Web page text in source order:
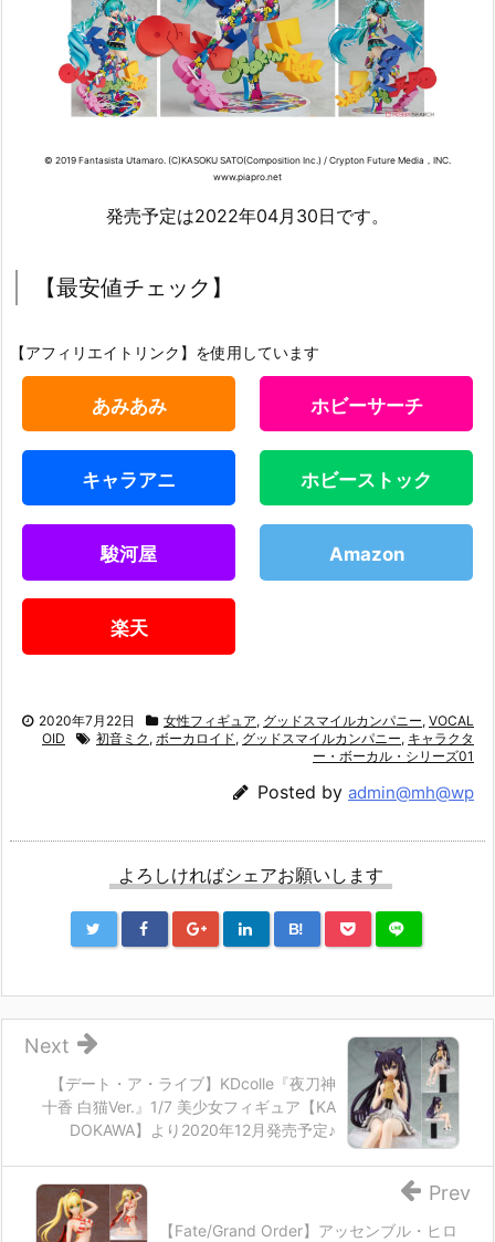
© 2019 Fantasista Utamaro. (C)KASOKU SATO(Composition Inc.) / Crypton Future Media，INC.
www.piapro.net
発売予定は2022年04月30日です。
【最安値チェック】
【アフィリエイトリンク】を使用しています
あみあみ ホビーサーチ
キャラアニ ホビーストック
駿河屋 Amazon
楽天
2020年7月22日 女性フィギュア, グッドスマイルカンパニー, VOCAL
OID
初音ミク , ボーカロイド, グッドスマイルカンパニー, キャラクタ
ー・ボーカル・シリーズ01
Posted by admin@mh@wp
よろしければシェアお願いします
B!
【デート・ア・ライブ】KDcolle『夜刀神
十香 白猫Ver.』1/7 美少女フィギュア【KA
DOKAWA】より2020年12月発売予定♪
Next
【Fate/Grand Order】アッセンブル・ヒロ
Prev